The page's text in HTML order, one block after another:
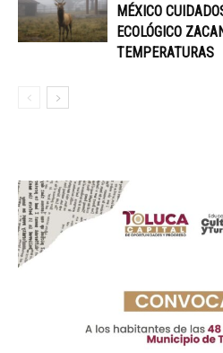
MÉXICO
ECOLÓGICO
TEMPERATURAS